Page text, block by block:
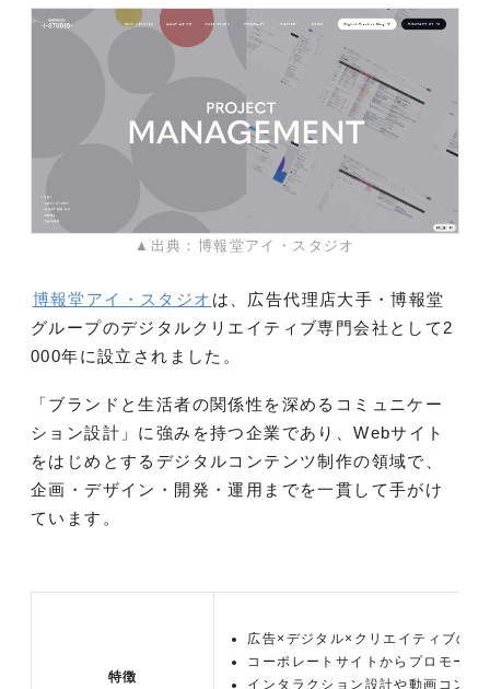
▲出典：博報堂アイ・スタジオ
博報堂アイ・スタジオ は、広告代理店大手・博報堂
グループのデジタルクリエイティブ専門会社として2
000年に設立されました。
「ブランドと生活者の関係性を深めるコミュニケー
ション設計」に強みを持つ企業であり、Webサイト
をはじめとするデジタルコンテンツ制作の領域で、
企画・デザイン・開発・運用までを一貫して手がけ
ています。
特徴
広告×デジタル×クリエイティブの
コーポレートサイトからプロモー
インタラクション設計や動画コンテ